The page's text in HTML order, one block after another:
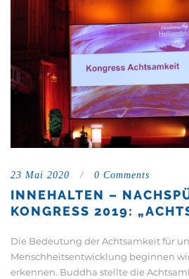
23 Mai 2020 / 0 Comments
INNEHALTEN –
KONGRESS 2019:
Die Bedeutung der Achtsamkeit für
Menschheitsentwicklung beginnen
erkennen. Buddha stellte die